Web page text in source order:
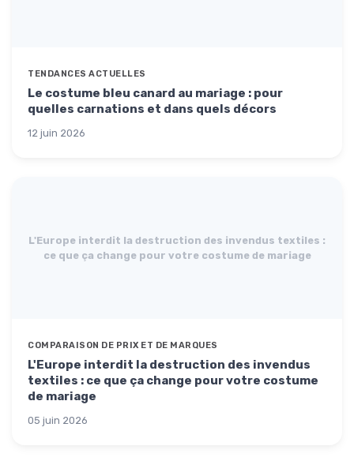
TENDANCES ACTUELLES
Le costume bleu canard au mariage : pour
quelles carnations et dans quels décors
12 juin 2026
L'Europe interdit la destruction des invendus textiles :
ce que ça change pour votre costume de mariage
COMPARAISON DE PRIX ET DE MARQUES
L'Europe interdit la destruction des invendus
textiles : ce que ça change pour votre costume
de mariage
05 juin 2026